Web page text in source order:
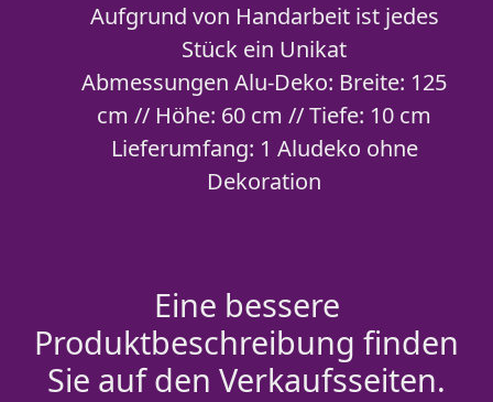
Aufgrund von Handarbeit ist jedes
Stück ein Unikat
Abmessungen Alu-Deko: Breite: 125
cm // Höhe: 60 cm // Tiefe: 10 cm
Lieferumfang: 1 Aludeko ohne
Dekoration
Eine bessere
Produktbeschreibung finden
Sie auf den Verkaufsseiten.